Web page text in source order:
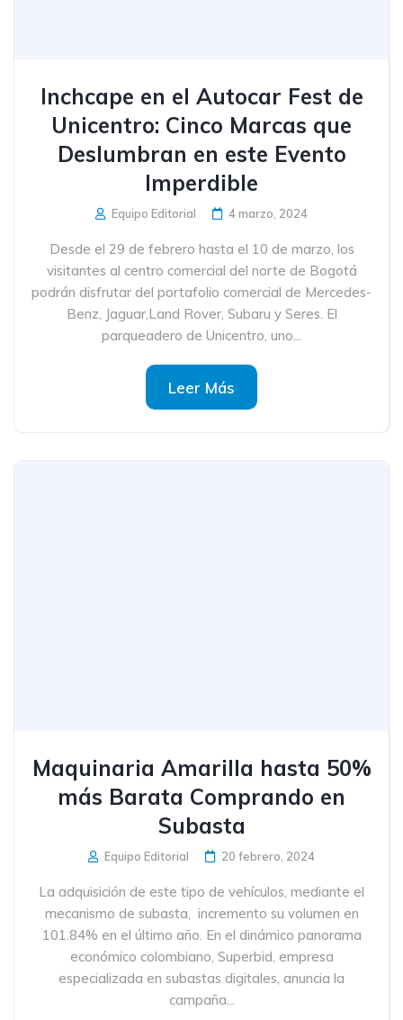
Inchcape en el Autocar Fest de
Unicentro: Cinco Marcas que
Deslumbran en este Evento
Imperdible
Equipo Editorial 4 marzo, 2024
Desde el 29 de febrero hasta el 10 de marzo, los
visitantes al centro comercial del norte de Bogotá
podrán disfrutar del portafolio comercial de Mercedes-
Benz, Jaguar,Land Rover, Subaru y Seres. El
parqueadero de Unicentro, uno...
Leer Más
Maquinaria Amarilla hasta 50%
más Barata Comprando en
Subasta
Equipo Editorial 20 febrero, 2024
La adquisición de este tipo de vehículos, mediante el
mecanismo de subasta, incremento su volumen en
101.84% en el último año. En el dinámico panorama
económico colombiano, Superbid, empresa
especializada en subastas digitales, anuncia la
campaña...